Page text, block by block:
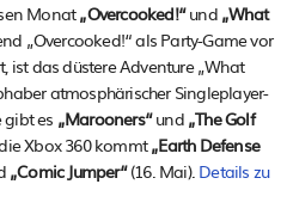
Monat„Overcooked!“und „What
„Overcooked!“ als Party-Game vor
ist das düstere Adventure „What
atmosphärischer Singleplayer-
gibt es „Marooners“und „The Golf
Xbox 360 kommt„Earth Defense
„Comic Jumper“(16. Mai). Details zu